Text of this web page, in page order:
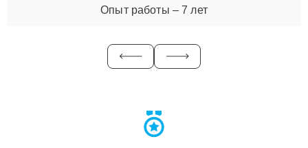
Опыт работы – 7 лет